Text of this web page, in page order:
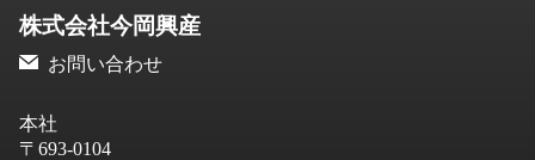
株式会社今岡興産
お問い合わせ
本社
〒693-0104